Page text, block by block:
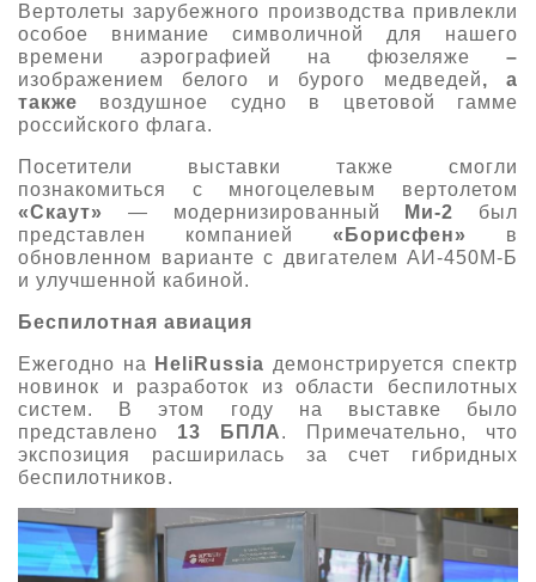
Вертолеты зарубежного производства привлекли
особое внимание символичной для нашего
времени аэрографией на фюзеляже –
изображением белого и бурого медведей, а
также воздушное судно в цветовой гамме
российского флага.
Посетители выставки также смогли
познакомиться с многоцелевым вертолетом
«Скаут» — модернизированный Ми-2 был
представлен компанией «Борисфен» в
обновленном варианте с двигателем АИ-450М-Б
и улучшенной кабиной.
Беспилотная авиация
Ежегодно на HeliRussia демонстрируется спектр
новинок и разработок из области беспилотных
систем. В этом году на выставке было
представлено 13 БПЛА. Примечательно, что
экспозиция расширилась за счет гибридных
беспилотников.